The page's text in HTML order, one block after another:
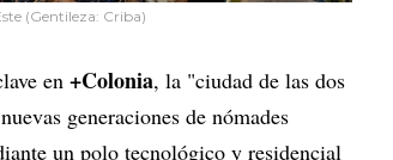
(Gentileza: Criba)
en +Colonia, la "ciudad de las dos
generaciones de nómades
un polo tecnológico y residencial